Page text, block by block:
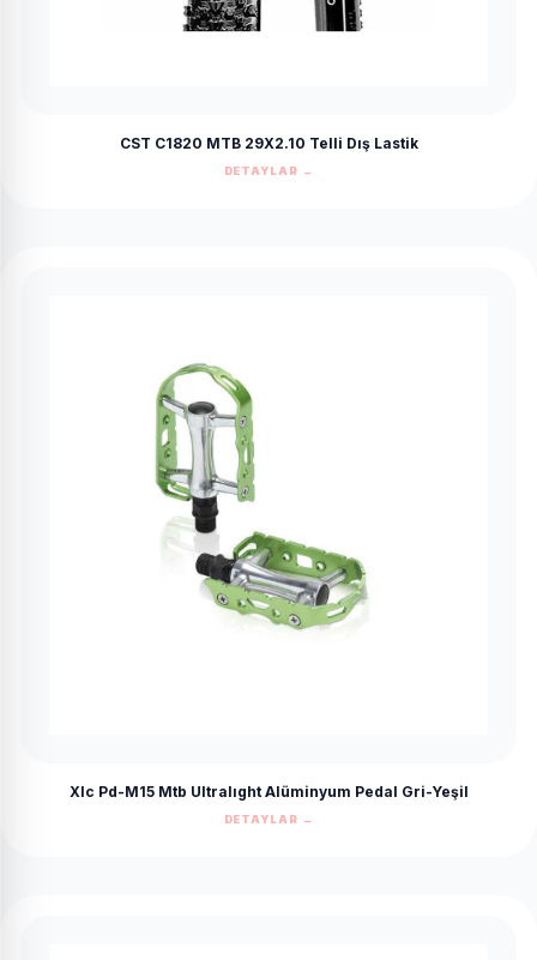
CST C1820 MTB 29X2.10 Telli Dış Lastik
DETAYLAR →
Xlc Pd-M15 Mtb Ultralıght Alüminyum Pedal Gri-Yeşil
DETAYLAR →